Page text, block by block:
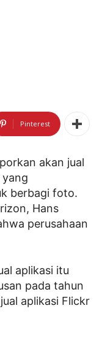
Pinterest
akan jual
yang
berbagi foto.
Hans
perusahaan
aplikasi itu
pada tahun
aplikasi Flickr